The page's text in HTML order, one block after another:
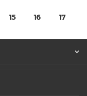
15 16 17